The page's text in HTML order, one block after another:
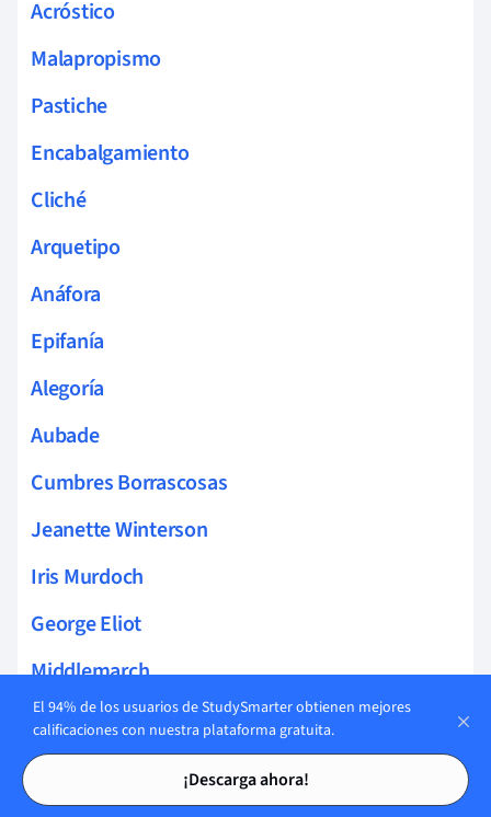
Tarjetas de estudio
Tarjetas de estudio
Acróstico
Malapropismo
Pastiche
Encabalgamiento
Cliché
Arquetipo
Anáfora
Epifanía
Alegoría
Aubade
Cumbres Borrascosas
Jeanette Winterson
Iris Murdoch
George Eliot
Middlemarch
Mary Shelley
Fábula
El 94% de los usuarios de StudySmarter obtienen mejores
calificaciones con nuestra plataforma gratuita.
¡Descarga ahora!